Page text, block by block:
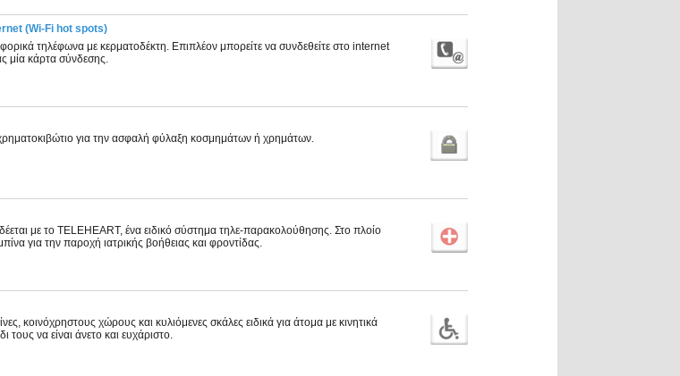
(Wi-Fi hot spots)
τηλέφωνα με κερματοδέκτη. Επιπλέον μπορείτε να συνδεθείτε στο internet
μία κάρτα σύνδεσης.
για την ασφαλή φύλαξη κοσμημάτων ή χρημάτων.
με το TELEHEART, ένα ειδικό σύστημα τηλε-παρακολούθησης. Στο πλοίο
για την παροχή ιατρικής βοήθειας και φροντίδας.
κοινόχρηστους χώρους και κυλιόμενες σκάλες ειδικά για άτομα με κινητικά
τους να είναι άνετο και ευχάριστο.